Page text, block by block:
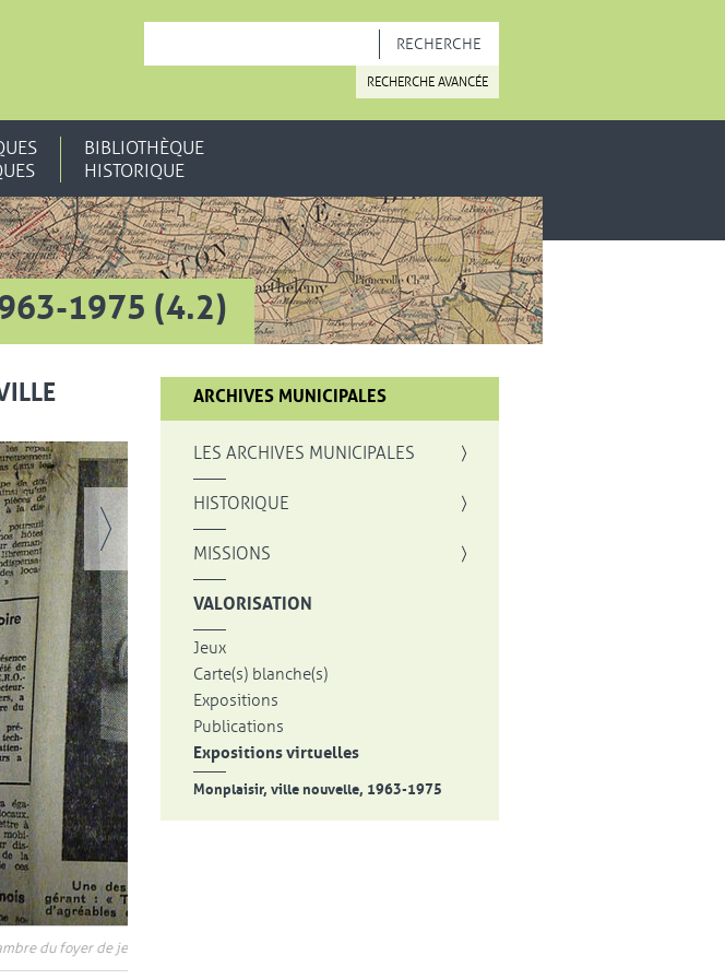
RECHERCHE AVANCÉE
BIBLIOTHÈQUE
HISTORIQUE
1975 (4.2)
octobre 1968
Vue agrandie de l'image
ARCHIVES MUNICIPALES
LES ARCHIVES MUNICIPALES
HISTORIQUE
MISSIONS
VALORISATION
Jeux
Carte(s) blanche(s)
Expositions
Publications
Expositions virtuelles
Monplaisir, ville nouvelle, 1963-1975